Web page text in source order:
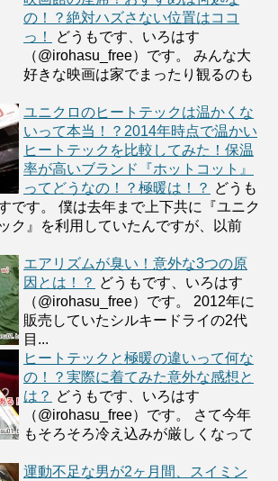
の！？絶対ハズさない位置はココ
っ！
どうもです、いろはす
（@irohasu_free）です。 みんな大
好きな映画は家でまったり観るのも
ユニクロのヒートテックは温かくな
いって本当！？2014年時点で温かい
ヒートテックを比較してみた！保温
率が高いブランド『ホットコット』
ってどうなの！？極暖は！？ どうも
です。 僕は去年まで上下共に『ユニク
ク』を利用していたんですが、以前
エアリズムが臭い！意外な3つの原
因とは！？ どうもです、いろはす
（@irohasu_free）です。 2012年に
販売していたシルキードライの2代
目...
ヒートテックと極暖の違いって何な
の！？実際に着てみた意外な感想と
は？ どうもです、いろはす
（@irohasu_free）です。 さて今年
もそろそろ冷え込みが厳しくなって
運動不足な男が2ヶ月間、スイミン